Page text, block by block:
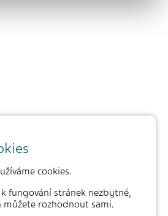
cookies.
fungování stránek nezbytné,
můžete rozhodnout sami.